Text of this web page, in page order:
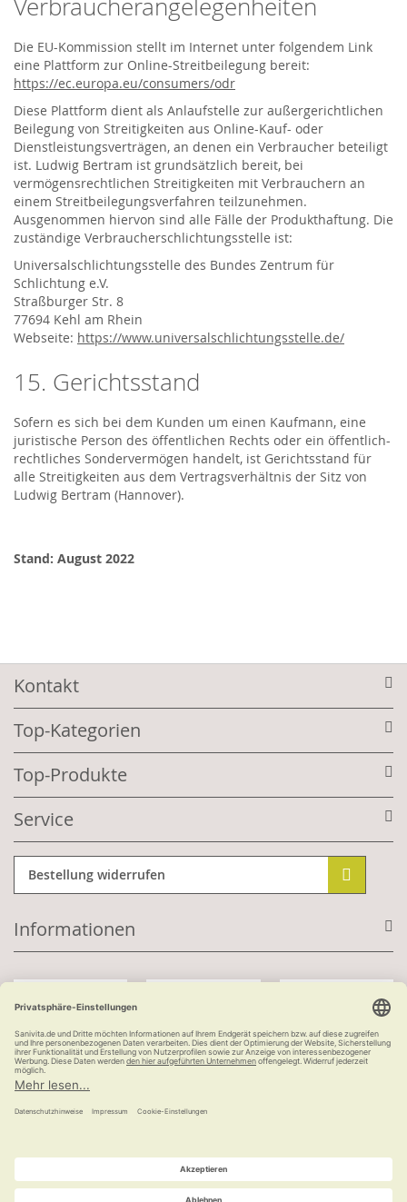
Verbraucherangelegenheiten
Die EU-Kommission stellt im Internet unter folgendem Link
eine Plattform zur Online-Streitbeilegung bereit:
https://ec.europa.eu/consumers/odr
Diese Plattform dient als Anlaufstelle zur außergerichtlichen
Beilegung von Streitigkeiten aus Online-Kauf- oder
Dienstleistungsverträgen, an denen ein Verbraucher beteiligt
ist. Ludwig Bertram ist grundsätzlich bereit, bei
vermögensrechtlichen Streitigkeiten mit Verbrauchern an
einem Streitbeilegungsverfahren teilzunehmen.
Ausgenommen hiervon sind alle Fälle der Produkthaftung. Die
zuständige Verbraucherschlichtungsstelle ist:
Universalschlichtungsstelle des Bundes Zentrum für
Schlichtung e.V.
Straßburger Str. 8
77694 Kehl am Rhein
Webseite: https://www.universalschlichtungsstelle.de/
15. Gerichtsstand
Sofern es sich bei dem Kunden um einen Kaufmann, eine
juristische Person des öffentlichen Rechts oder ein öffentlich-
rechtliches Sondervermögen handelt, ist Gerichtsstand für
alle Streitigkeiten aus dem Vertragsverhältnis der Sitz von
Ludwig Bertram (Hannover).
Stand: August 2022
Kontakt
Top-Kategorien
Top-Produkte
Service
Bestellung widerrufen
Informationen
Kauf auf Rechnung
versandkostenfrei